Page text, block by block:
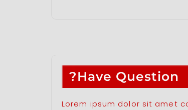
Have Question?
Lorem ipsum dolor sit amet